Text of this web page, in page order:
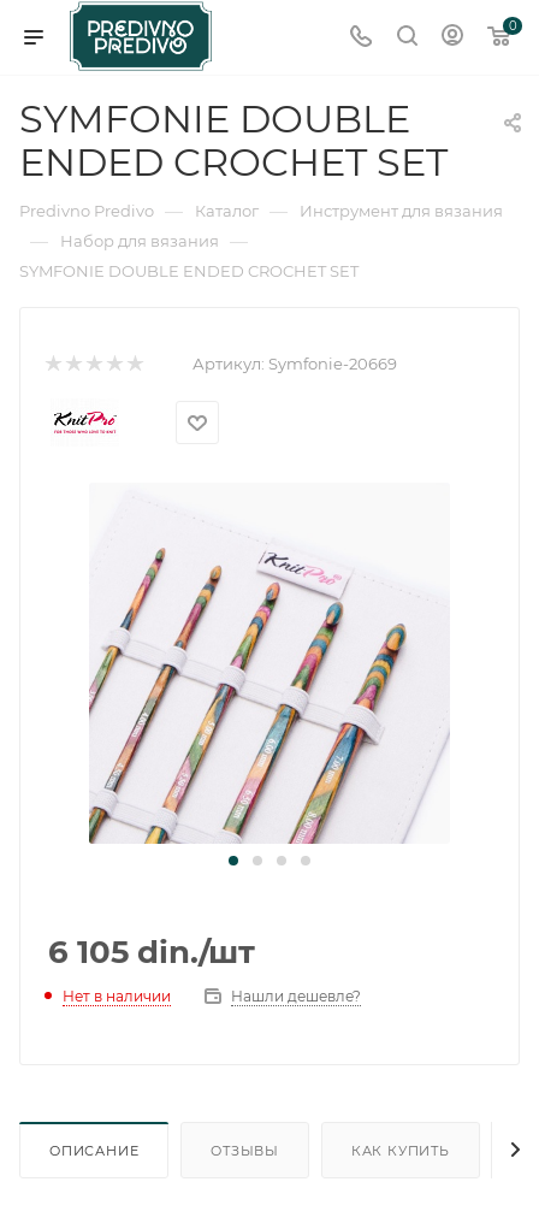
0
SYMFONIE DOUBLE
ENDED CROCHET SET
Predivno Predivo — Каталог — Инструмент для вязания
— Набор для вязания —
SYMFONIE DOUBLE ENDED CROCHET SET
Артикул: Symfonie-20669
6 105 din./шт
Нет в наличии Нашли дешевле?
ОПИСАНИЕ ОТЗЫВЫ КАК КУПИТЬ